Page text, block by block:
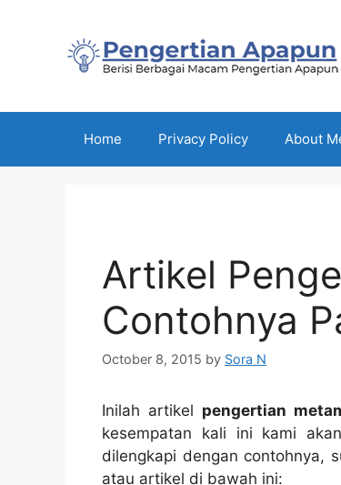
Home Privacy Policy About
Artikel
Contohnya
October 8, 2015 by Sora N
Inilah artikel pengertian
kesempatan kali ini kami
dilengkapi dengan contohnya,
atau artikel di bawah ini: